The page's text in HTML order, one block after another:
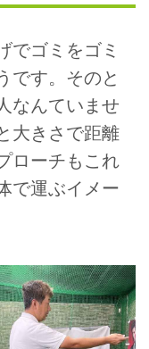
でゴミをゴミ
です。そのと
なんていませ
大きさで距離
ローチもこれ
で運ぶイメー